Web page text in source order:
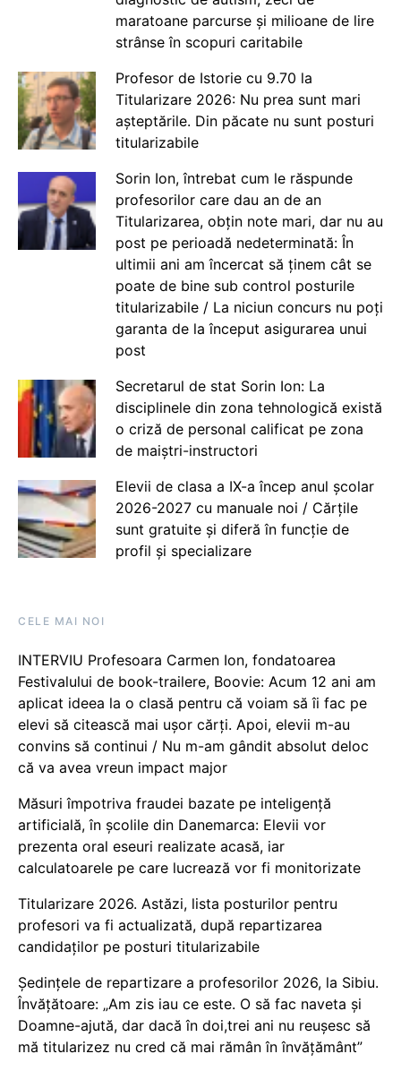
maratoane parcurse și milioane de lire
strânse în scopuri caritabile
Profesor de Istorie cu 9.70 la
Titularizare 2026: Nu prea sunt mari
așteptările. Din păcate nu sunt posturi
titularizabile
Sorin Ion, întrebat cum le răspunde
profesorilor care dau an de an
Titularizarea, obțin note mari, dar nu au
post pe perioadă nedeterminată: În
ultimii ani am încercat să ținem cât se
poate de bine sub control posturile
titularizabile / La niciun concurs nu poți
garanta de la început asigurarea unui
post
Secretarul de stat Sorin Ion: La
disciplinele din zona tehnologică există
o criză de personal calificat pe zona
de maiștri-instructori
Elevii de clasa a IX-a încep anul școlar
2026-2027 cu manuale noi / Cărțile
sunt gratuite și diferă în funcție de
profil și specializare
CELE MAI NOI
INTERVIU Profesoara Carmen Ion, fondatoarea
Festivalului de book-trailere, Boovie: Acum 12 ani am
aplicat ideea la o clasă pentru că voiam să îi fac pe
elevi să citească mai ușor cărți. Apoi, elevii m-au
convins să continui / Nu m-am gândit absolut deloc
că va avea vreun impact major
Măsuri împotriva fraudei bazate pe inteligență
artificială, în școlile din Danemarca: Elevii vor
prezenta oral eseuri realizate acasă, iar
calculatoarele pe care lucrează vor fi monitorizate
Titularizare 2026. Astăzi, lista posturilor pentru
profesori va fi actualizată, după repartizarea
candidaților pe posturi titularizabile
Ședințele de repartizare a profesorilor 2026, la Sibiu.
Învățătoare: „Am zis iau ce este. O să fac naveta și
Doamne-ajută, dar dacă în doi,trei ani nu reușesc să
mă titularizez nu cred că mai rămân în învățământ”